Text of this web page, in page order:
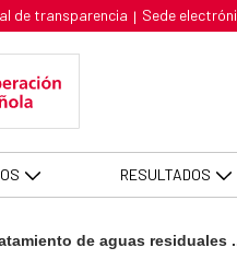
de transparencia | Sede
RESULTADOS
de aguas residuales